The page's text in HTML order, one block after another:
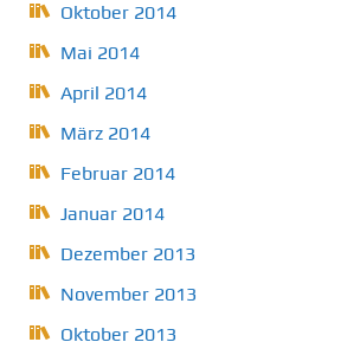
Oktober 2014
Mai 2014
April 2014
März 2014
Februar 2014
Januar 2014
Dezember 2013
November 2013
Oktober 2013